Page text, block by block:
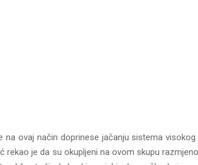
na ovaj način doprinese jačanju sistema
rekao je da su okupljeni na ovom skupu